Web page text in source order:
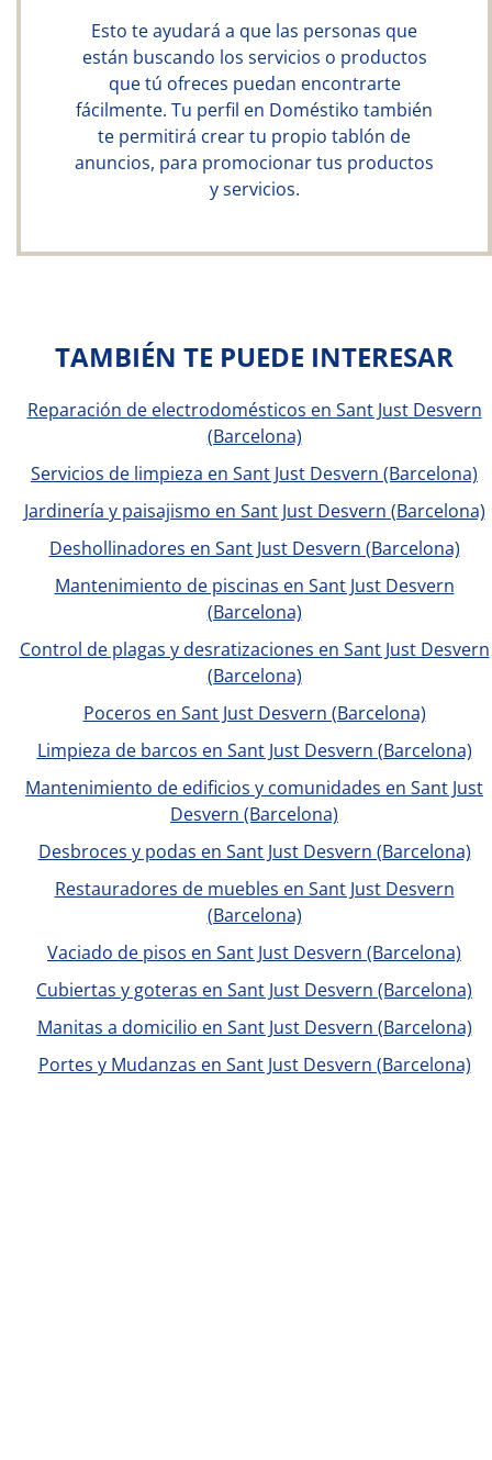
Esto te ayudará a que las personas que
están buscando los servicios o productos
que tú ofreces puedan encontrarte
fácilmente. Tu perfil en Doméstiko también
te permitirá crear tu propio tablón de
anuncios, para promocionar tus productos
y servicios.
TAMBIÉN TE PUEDE INTERESAR
Reparación de electrodomésticos en Sant Just Desvern
(Barcelona)
Servicios de limpieza en Sant Just Desvern (Barcelona)
Jardinería y paisajismo en Sant Just Desvern (Barcelona)
Deshollinadores en Sant Just Desvern (Barcelona)
Mantenimiento de piscinas en Sant Just Desvern
(Barcelona)
Control de plagas y desratizaciones en Sant Just Desvern
(Barcelona)
Poceros en Sant Just Desvern (Barcelona)
Limpieza de barcos en Sant Just Desvern (Barcelona)
Mantenimiento de edificios y comunidades en Sant Just
Desvern (Barcelona)
Desbroces y podas en Sant Just Desvern (Barcelona)
Restauradores de muebles en Sant Just Desvern
(Barcelona)
Vaciado de pisos en Sant Just Desvern (Barcelona)
Cubiertas y goteras en Sant Just Desvern (Barcelona)
Manitas a domicilio en Sant Just Desvern (Barcelona)
Portes y Mudanzas en Sant Just Desvern (Barcelona)